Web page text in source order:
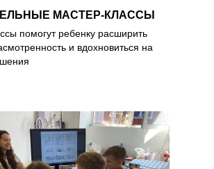
МАСТЕР-КЛАССЫ
помогут ребенку расширить
и вдохновиться на